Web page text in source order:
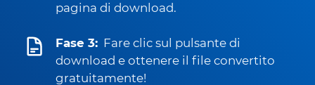
pagina di download.
Fase 3: Fare clic sul pulsante di
download e ottenere il file convertito
gratuitamente!